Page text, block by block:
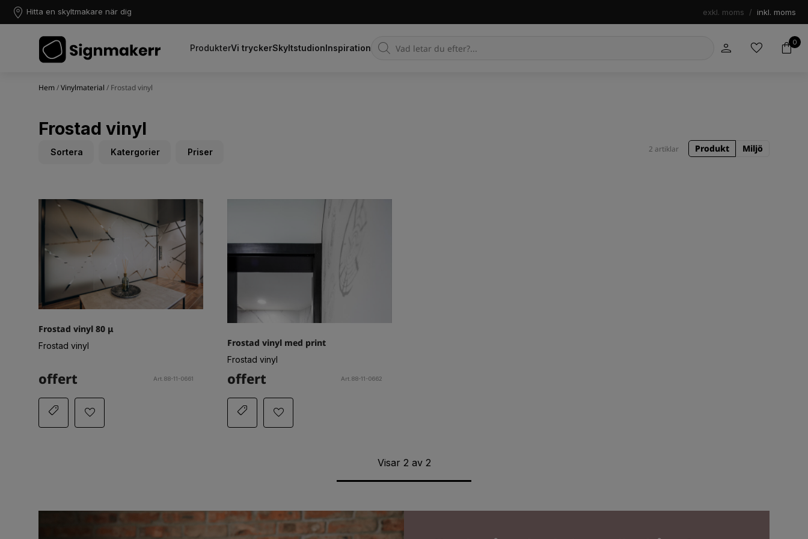
Hitta en skyltmakare när dig exkl. moms / inkl. moms
ProdukterVi tryckerSkyltstudionInspiration Products
search
0
Hem/Vinylmaterial / Frostad vinyl
Frostad vinyl
Sortera Katergorier Priser 2 artiklar Produkt Miljö
Frostad vinyl 80 μ
Frostad vinyl
offert Art.88-11-0661
Frostad vinyl med print
Frostad vinyl
offert Art.88-11-0662
Visar 2 av 2